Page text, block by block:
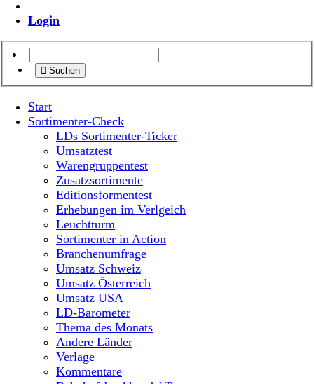
Login
Suchen
Start
Sortimenter-Check
LDs Sortimenter-Ticker
Umsatztest
Warengruppentest
Zusatzsortimente
Editionsformentest
Erhebungen im Verlgeich
Leuchtturm
Sortimenter in Action
Branchenumfrage
Umsatz Schweiz
Umsatz Österreich
Umsatz USA
LD-Barometer
Thema des Monats
Andere Länder
Verlage
Kommentare